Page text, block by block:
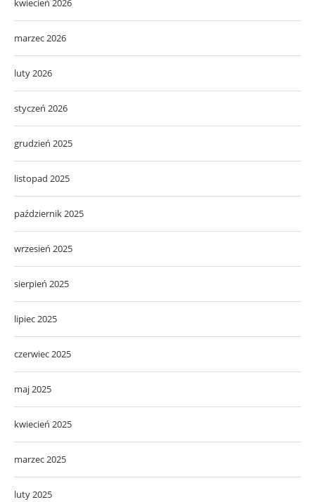
kwiecień 2026
marzec 2026
luty 2026
styczeń 2026
grudzień 2025
listopad 2025
październik 2025
wrzesień 2025
sierpień 2025
lipiec 2025
czerwiec 2025
maj 2025
kwiecień 2025
marzec 2025
luty 2025